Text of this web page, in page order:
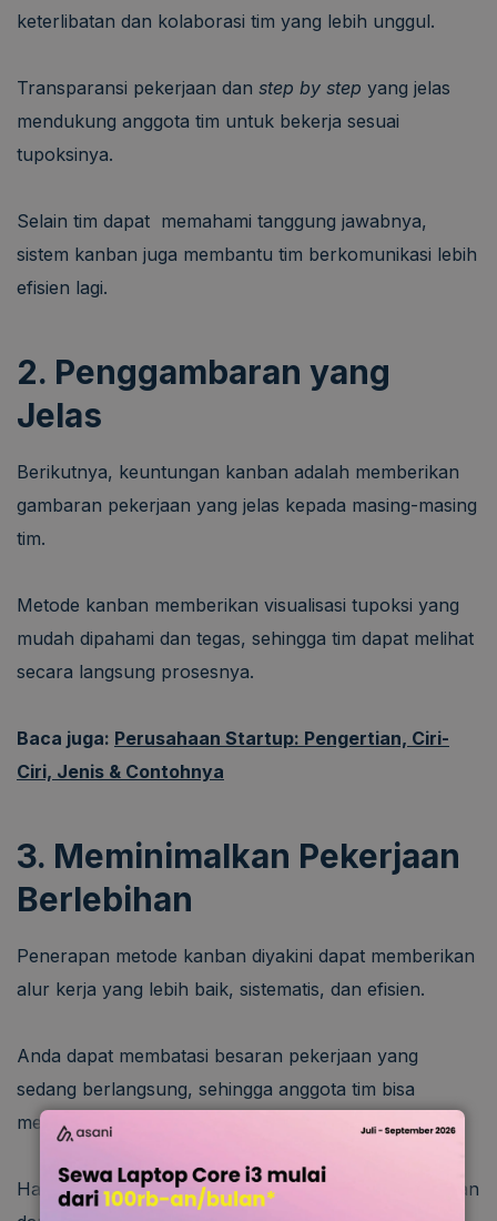
keterlibatan dan kolaborasi tim yang lebih unggul.
Transparansi pekerjaan dan step by step yang jelas
mendukung anggota tim untuk bekerja sesuai
tupoksinya.
Selain tim dapat memahami tanggung jawabnya,
sistem kanban juga membantu tim berkomunikasi lebih
efisien lagi.
2. Penggambaran yang
Jelas
Berikutnya, keuntungan kanban adalah memberikan
gambaran pekerjaan yang jelas kepada masing-masing
tim.
Metode kanban memberikan visualisasi tupoksi yang
mudah dipahami dan tegas, sehingga tim dapat melihat
secara langsung prosesnya.
Baca juga: Perusahaan Startup: Pengertian, Ciri-
Ciri, Jenis & Contohnya
3. Meminimalkan Pekerjaan
Berlebihan
Penerapan metode kanban diyakini dapat memberikan
alur kerja yang lebih baik, sistematis, dan efisien.
Anda dapat membatasi besaran pekerjaan yang
sedang berlangsung, sehingga anggota tim bisa
mengeksekusi tugas dengan optimal.
Hal ini dimaksudkan supaya beban tim tidak berlebihan